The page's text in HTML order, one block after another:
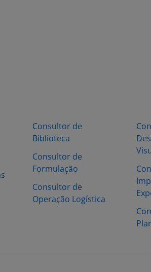
Consultor de
Biblioteca
Consultor de
Formulação
Consultor de
Operação Logística